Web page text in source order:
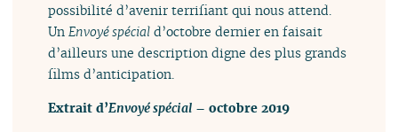
possibilité d’avenir terrifiant qui nous attend.
Un Envoyé spécial d’octobre dernier en faisait
d’ailleurs une description digne des plus grands
films d’anticipation.
Extrait d’Envoyé spécial – octobre 2019